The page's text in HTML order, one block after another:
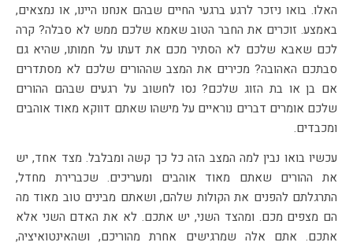
האלו. בואו ניזכר לרגע ברגעי החיים שבהם אנחנו היינו, או נמצאים,
באמצע. זוכרים את החבר הטוב שאמא שלכם ממש לא סבלה? קרה
לכם שאבא שלכם לא הסתיר מכם את דעתו על חמותו, שהיא גם
סבתכם האהובה? מכירים את המצב שההורים שלכם לא מסתדרים
אם בן או בת הזוג שלכם? נסו לחשוב על רגעים שבהם ההורים
שלכם אומרים דברים נוראיים על מישהו שאתם דווקא מאוד אוהבים
ומכבדים.
עכשיו בואו נבין למה המצב הזה כל כך קשה ומבלבל. מצד אחד, יש
את ההורים שאתם מאוד אוהבים ומעריכים. שכברירת מחדל,
התרגלתם להפנים את הקולות שלהם, ושאתם מבינים טוב מאוד מה
הם מצפים מכם. ומהצד השני, יש אתכם. לא את האדם השני אלא
אתכם. אתם אלה שמרגישים אחרת מהוריכם, ושהאינטואיציה,